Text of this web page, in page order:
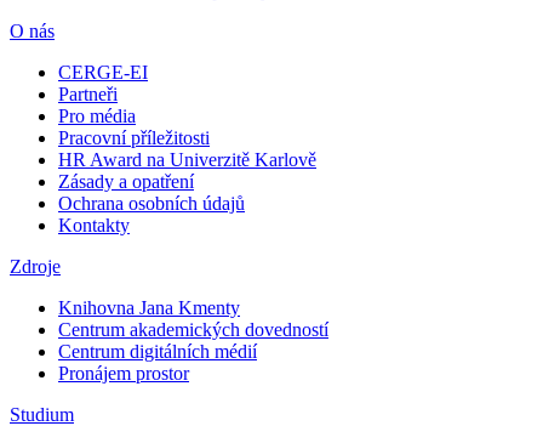
O nás
CERGE-EI
Partneři
Pro média
Pracovní příležitosti
HR Award na Univerzitě Karlově
Zásady a opatření
Ochrana osobních údajů
Kontakty
Zdroje
Knihovna Jana Kmenty
Centrum akademických dovedností
Centrum digitálních médií
Pronájem prostor
Studium